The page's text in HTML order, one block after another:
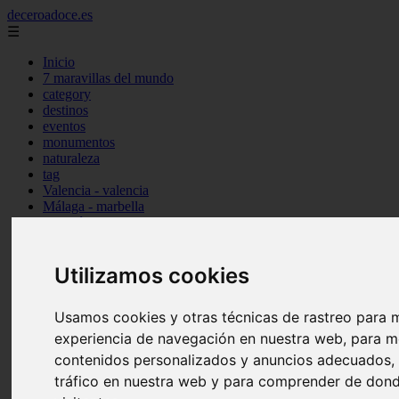
Utilizamos cookies
Usamos cookies y otras técnicas de rastreo para
experiencia de navegación en nuestra web, para
contenidos personalizados y anuncios
tráfico en nuestra web y para comprender de
deceroadoce.es
☰
Inicio
7 maravillas del mundo
category
destinos
eventos
monumentos
naturaleza
tag
Valencia - valencia
Málaga - marbella
Almería - roquetas-de-mar
Santa-cruz-de-tenerife - santiago-del-teide
A-coruña - a-coruña
Alicante - benidorm
Alicante - finestrat
Almería - mojácar
Alicante - orihuela
Huesca - jaca